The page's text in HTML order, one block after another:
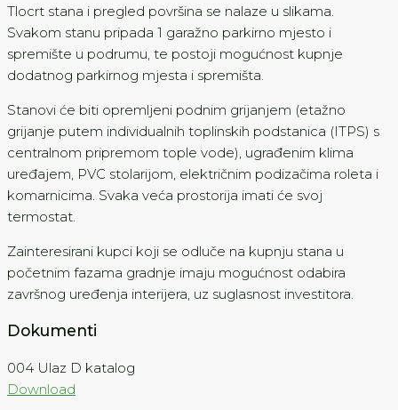
Tlocrt stana i pregled površina se nalaze u slikama.
Svakom stanu pripada 1 garažno parkirno mjesto i
spremište u podrumu, te postoji mogućnost kupnje
dodatnog parkirnog mjesta i spremišta.
Stanovi će biti opremljeni podnim grijanjem (etažno
grijanje putem individualnih toplinskih podstanica (ITPS) s
centralnom pripremom tople vode), ugrađenim klima
uređajem, PVC stolarijom, električnim podizačima roleta i
komarnicima. Svaka veća prostorija imati će svoj
termostat.
Zainteresirani kupci koji se odluče na kupnju stana u
početnim fazama gradnje imaju mogućnost odabira
završnog uređenja interijera, uz suglasnost investitora.
Dokumenti
004 Ulaz D katalog
Download